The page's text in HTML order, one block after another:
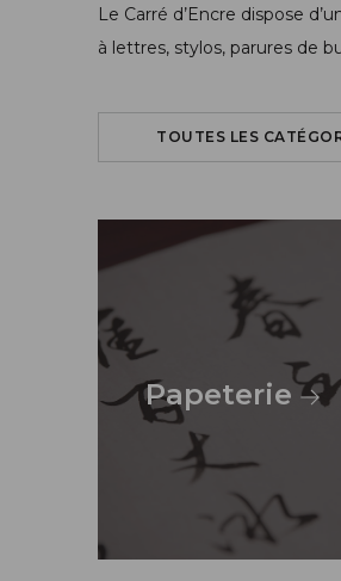
Le Carré d’Encre dispose
à lettres, stylos, parures de
TOUTES LES
Papeterie